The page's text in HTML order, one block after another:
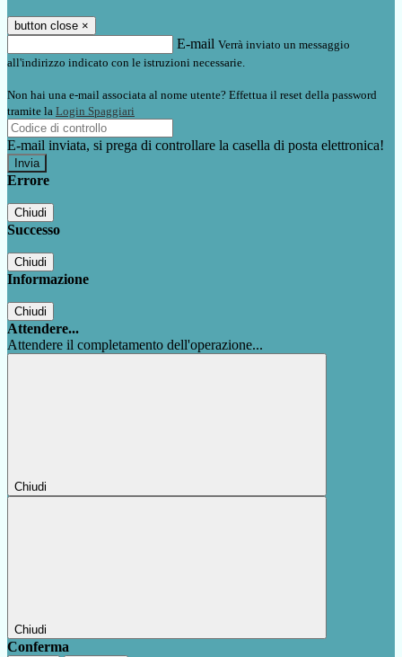
button close ×
E-mail Verrà inviato un messaggio
all'indirizzo indicato con le istruzioni necessarie.
Non hai una e-mail associata al nome utente? Effettua il reset della password
tramite la Login Spaggiari
E-mail inviata, si prega di controllare la casella di posta elettronica!
Errore
Chiudi
Successo
Chiudi
Informazione
Chiudi
Attendere...
Attendere il completamento dell'operazione...
Chiudi
Chiudi
Conferma